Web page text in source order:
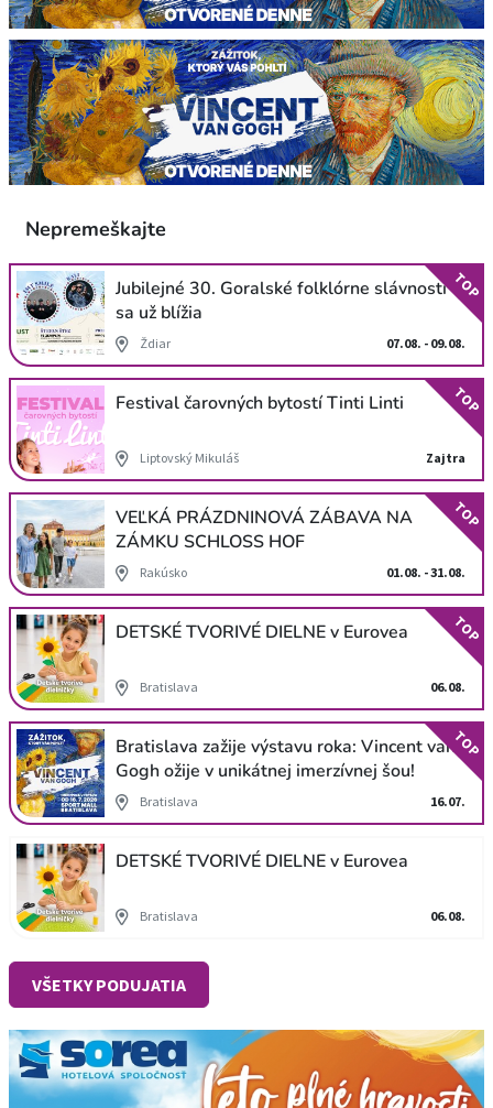
Nepremeškajte
Jubilejné 30. Goralské folklórne slávnosti
sa už blížia
Ždiar 07.08. - 09.08.
TOP
Festival čarovných bytostí Tinti Linti
Liptovský Mikuláš Zajtra
TOP
VEĽKÁ PRÁZDNINOVÁ ZÁBAVA NA
ZÁMKU SCHLOSS HOF
Rakúsko 01.08. - 31.08.
TOP
DETSKÉ TVORIVÉ DIELNE v Eurovea
Bratislava 06.08.
TOP
Bratislava zažije výstavu roka: Vincent van
Gogh ožije v unikátnej imerzívnej šou!
Bratislava 16.07.
TOP
DETSKÉ TVORIVÉ DIELNE v Eurovea
Bratislava 06.08.
VŠETKY PODUJATIA